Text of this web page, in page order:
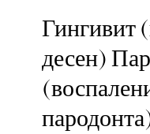
Гингивит
десен)